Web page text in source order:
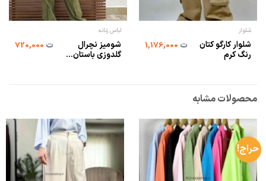
شلوار
شلوار کارگو کتان
رنگ کرم
ت1,176,000
لباس زنانه
شومیز نچرال
گلدوزی باستان...
ت720,000
محصولات مشابه
حراج!